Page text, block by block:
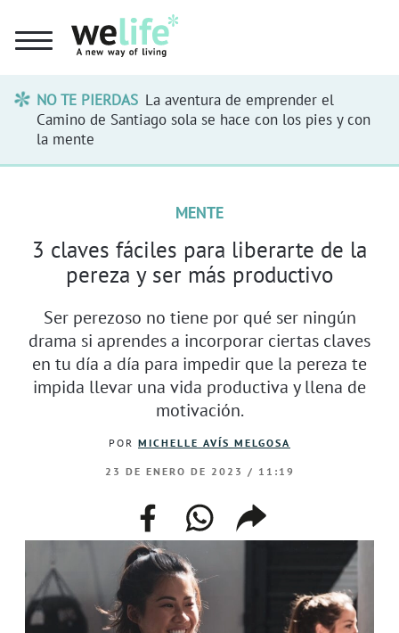
NO TE PIERDAS La aventura de emprender el
Camino de Santiago sola se hace con los pies y con
la mente
MENTE
3 claves fáciles para liberarte de la
pereza y ser más productivo
Ser perezoso no tiene por qué ser ningún
drama si aprendes a incorporar ciertas claves
en tu día a día para impedir que la pereza te
impida llevar una vida productiva y llena de
motivación.
POR MICHELLE AVÍS MELGOSA
23 DE ENERO DE 2023 / 11:19
facebookwhatsappcompartir
enlace